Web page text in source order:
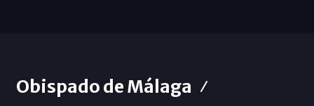
Obispado de Málaga